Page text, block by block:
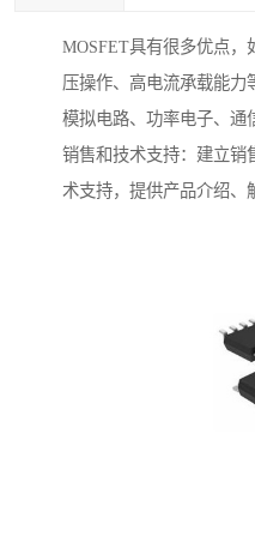
MOSFET具有很多优点
压操作、高电流承载能力
模拟电路、功率电子、通
销售和技术支持：建立销
术支持，提供产品介绍、